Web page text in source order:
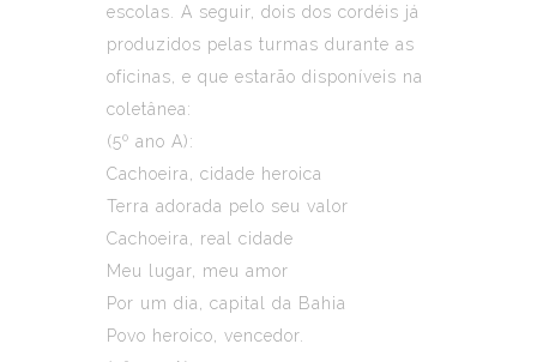
escolas. A seguir, dois dos cordéis já
produzidos pelas turmas durante as
oficinas, e que estarão disponíveis na
coletânea:
(5º ano A):
Cachoeira, cidade heroica
Terra adorada pelo seu valor
Cachoeira, real cidade
Meu lugar, meu amor
Por um dia, capital da Bahia
Povo heroico, vencedor.